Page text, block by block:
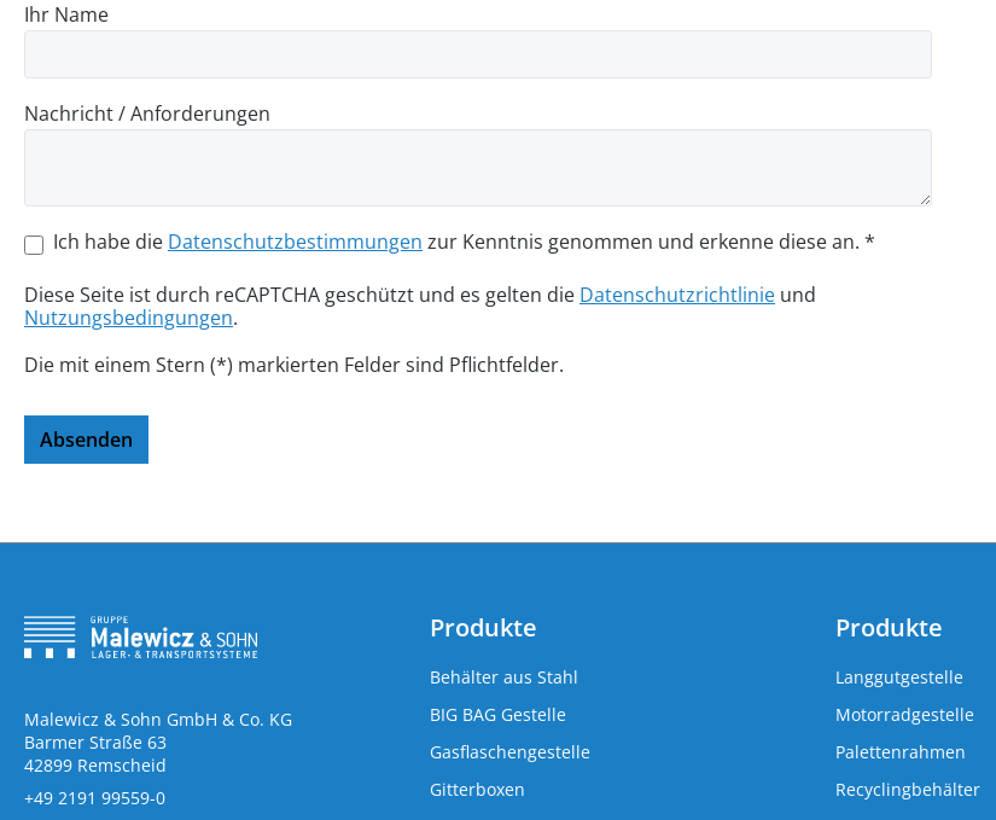
Ihr Name
Nachricht / Anforderungen
Ich habe die Datenschutzbestimmungen zur Kenntnis genommen und erkenne diese an. *
Diese Seite ist durch reCAPTCHA geschützt und es gelten die Datenschutzrichtlinie und
Nutzungsbedingungen.
Die mit einem Stern (*) markierten Felder sind Pflichtfelder.
Absenden
Malewicz & Sohn GmbH & Co. KG
Barmer Straße 63
42899 Remscheid
+49 2191 99559-0
Produkte
Behälter aus Stahl
BIG BAG Gestelle
Gasflaschengestelle
Gitterboxen
Produkte
Langgutgestelle
Motorradgestelle
Palettenrahmen
Recyclingbehälter